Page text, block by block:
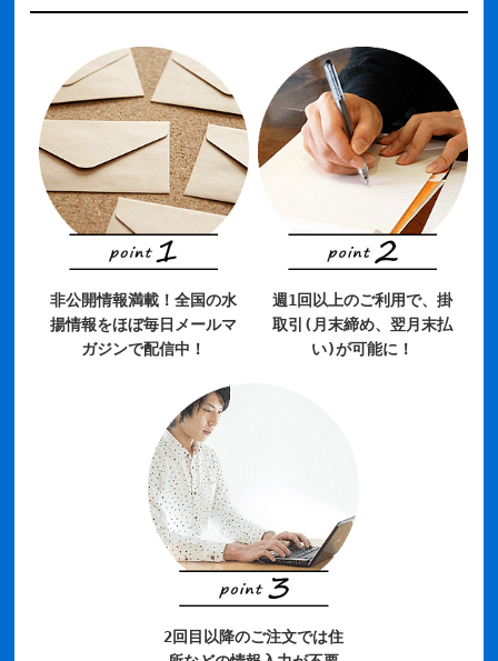
非公開情報満載！全国の水
揚情報をほぼ毎日メールマ
ガジンで配信中！
週1回以上のご利用で、掛
取引(月末締め、翌月末払
い)が可能に！
2回目以降のご注文では住